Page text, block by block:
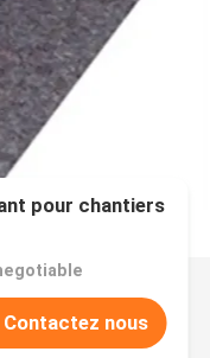
pour chantiers
Contactez nous